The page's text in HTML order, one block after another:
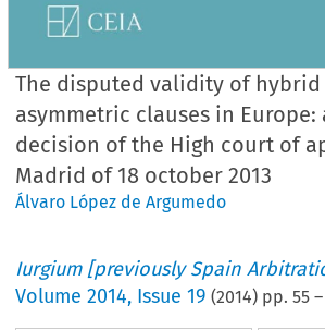
The disputed validity of hybrid
asymmetric clauses in Europe:
decision of the High court of
Madrid of 18 october 2013
Álvaro López de Argumedo
Iurgium [previously Spain
Volume2014, Issue 19 (2014) pp.55